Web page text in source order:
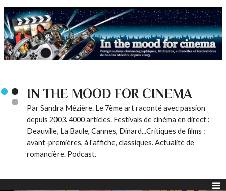
IN THE MOOD FOR CINEMA
Par Sandra Mézière. Le 7ème art raconté avec passion
depuis 2003. 4000 articles. Festivals de cinéma en direct :
Deauville, La Baule, Cannes, Dinard...Critiques de films :
avant-premières, à l'affiche, classiques. Actualité de
romancière. Podcast.